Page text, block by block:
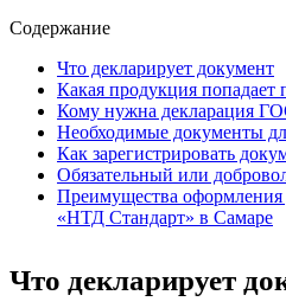
Содержание
Что декларирует документ
Какая продукция
Кому нужна декларация
Необходимые документы
Как зарегистрировать
Обязательный или
Преимущества
«НТД Стандарт» в Самаре
Что декларирует